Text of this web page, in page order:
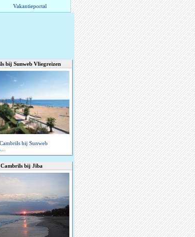
Vakantieportal
bij Sunweb Vliegreizen
bij Sunweb
Cambrils bij Jiba